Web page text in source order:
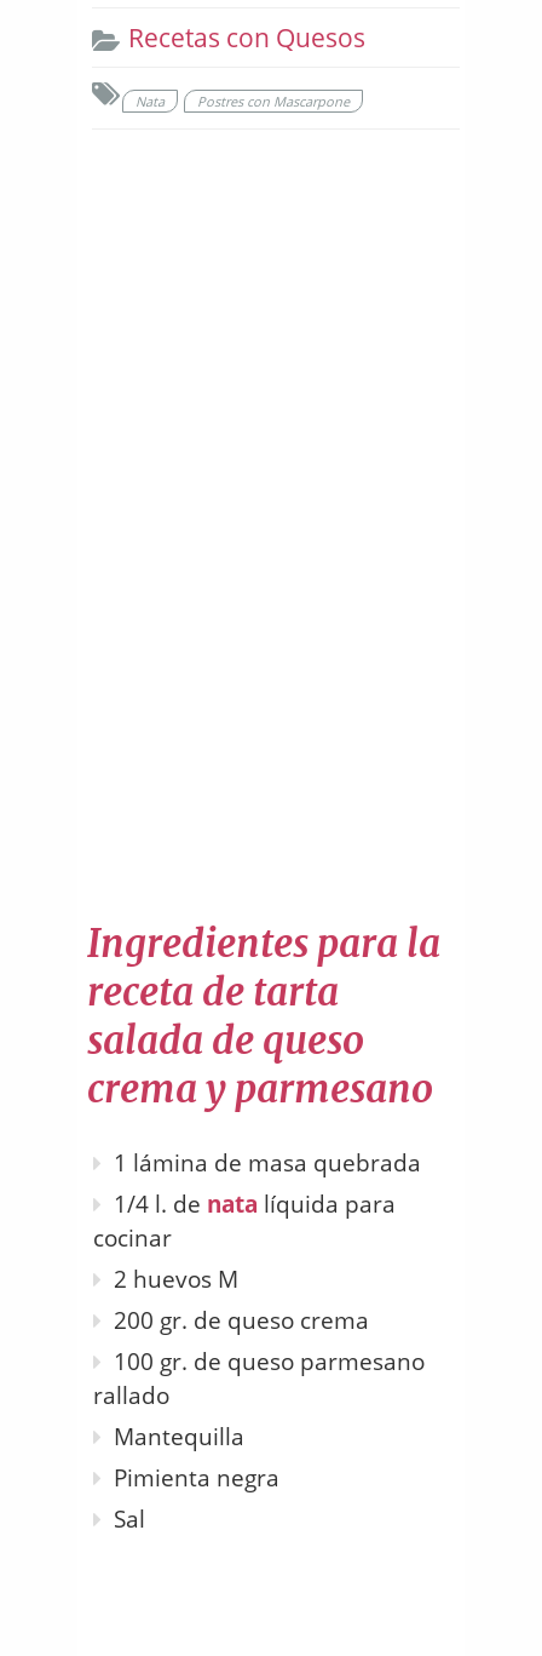
Recetas con Quesos
Nata Postres con Mascarpone
Ingredientes para la
receta de tarta
salada de queso
crema y parmesano
1 lámina de masa quebrada
1/4 l. de nata líquida para
cocinar
2 huevos M
200 gr. de queso crema
100 gr. de queso parmesano
rallado
Mantequilla
Pimienta negra
Sal